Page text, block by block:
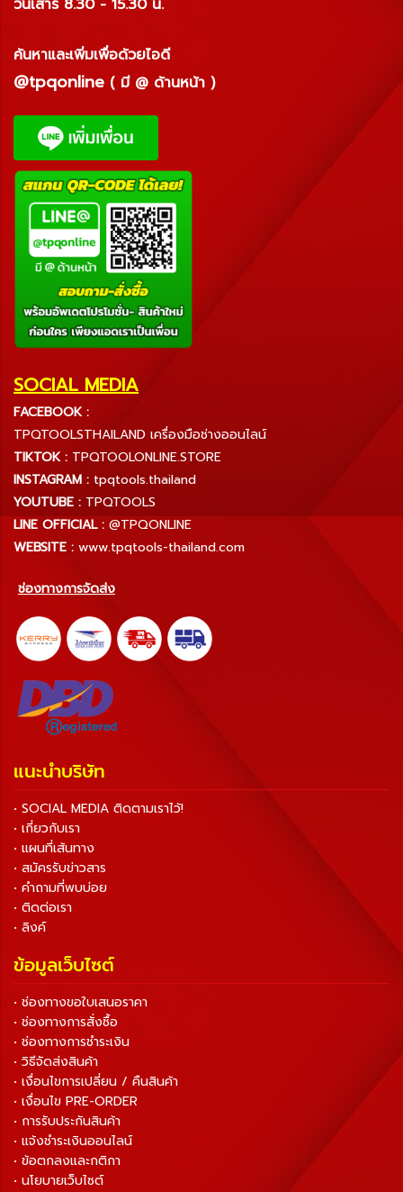
ค้นหาและเพิ่มเพื่อด้วยไอดี
@tpqonline ( มี @ ด้านหน้า )
SOCIAL MEDIA
FACEBOOK :
TPQTOOLSTHAILAND เครื่องมือช่างออนไลน์
TIKTOK : TPQTOOLONLINE.STORE
INSTAGRAM : tpqtools.thailand
YOUTUBE : TPQTOOLS
LINE OFFICIAL : @TPQONLINE
WEBSITE : www.tpqtools-thailand.com
ช่องทางการจัดส่ง
แนะนำบริษัท
• SOCIAL MEDIA ติดตามเราไว้!
• เกี่ยวกับเรา
• แผนที่เส้นทาง
• สมัครรับข่าวสาร
• คำถามที่พบบ่อย
• ติดต่อเรา
• ลิงค์
ข้อมูลเว็บไซต์
• ช่องทางขอใบเสนอราคา
• ช่องทางการสั่งซื้อ
• ช่องทางการชำระเงิน
• วิธีจัดส่งสินค้า
• เงื่อนไขการเปลี่ยน / คืนสินค้า
• เงื่อนไข PRE-ORDER
• การรับประกันสินค้า
• แจ้งชำระเงินออนไลน์
• ข้อตกลงและกติกา
• นโยบายเว็บไซต์